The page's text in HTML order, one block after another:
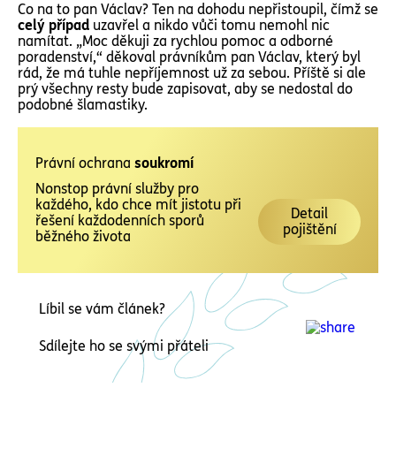
Co na to pan Václav? Ten na dohodu nepřistoupil, čímž se
celý případ uzavřel a nikdo vůči tomu nemohl nic
namítat. „Moc děkuji za rychlou pomoc a odborné
poradenství,“ děkoval právníkům pan Václav, který byl
rád, že má tuhle nepříjemnost už za sebou. Příště si ale
prý všechny resty bude zapisovat, aby se nedostal do
podobné šlamastiky.
Právní ochrana soukromí
Nonstop právní služby pro
každého, kdo chce mít jistotu při
řešení každodenních sporů
běžného života
Detail
pojištění
Líbil se vám článek?
Sdílejte ho se svými přáteli